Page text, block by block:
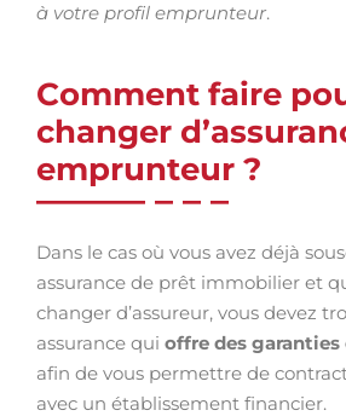
à votre profil emprunteur.
Comment faire
changer
emprunteur ?
Dans le cas où vous avez déjà
assurance de prêt immobilier et
changer d’assureur, vous devez
assurance qui offre des
afin de vous permettre de
avec un établissement financier.